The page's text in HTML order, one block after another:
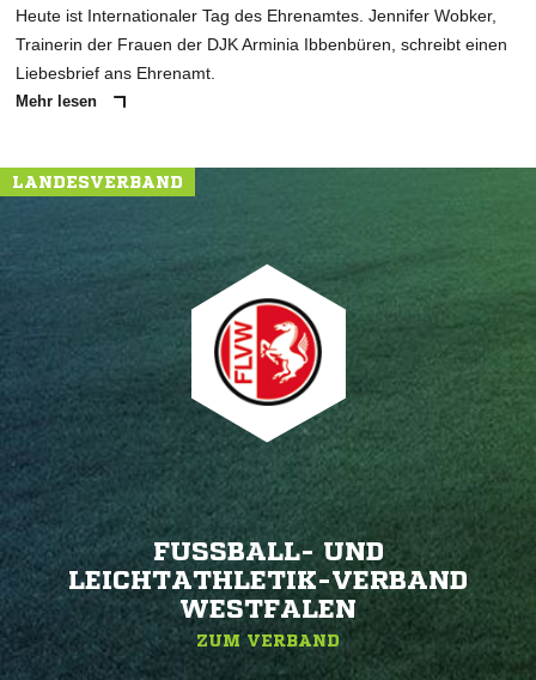
Heute ist Internationaler Tag des Ehrenamtes. Jennifer Wobker,
Trainerin der Frauen der DJK Arminia Ibbenbüren, schreibt einen
Liebesbrief ans Ehrenamt.
Mehr lesen
LANDESVERBAND
FUSSBALL- UND L
EICHTATHLETIK-VERBAND W
ESTFALEN
ZUM VERBAND